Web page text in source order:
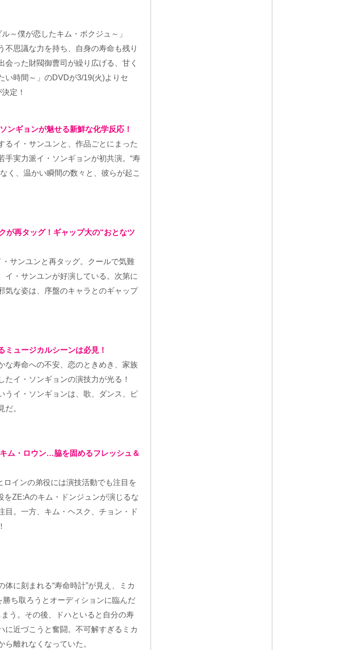
～僕が恋したキム・ボクジュ～」
思議な力を持ち、自身の寿命も残り
った財閥御曹司が繰り広げる、甘く
い時間～」のDVDが3/19(火)よりセ
定！
ギョンが魅せる新鮮な化学反応！
るイ・サンユンと、作品ごとにまった
手実力派イ・ソンギョンが初共演。“寿
く、温かい瞬間の数々と、彼らが起こ
再タッグ！ギャップ大の“おとなツ
サンユンと再タッグ。クールで気難
イ・サンユンが好演している。次第に
気な姿は、序盤のキャラとのギャップ
ュージカルシーンは必見！
な寿命への不安、恋のときめき、家族
たイ・ソンギョンの演技力が光る！
うイ・ソンギョンは、歌、ダンス、ピ
。
ム・ロウン…脇を固めるフレッシュ＆
インの弟役には演技活動でも注目を
ZE:Aのキム・ドンジュンが演じるな
目。一方、キム・ヘスク、チョン・ド
に刻まれる“寿命時計”が見え、ミカ
ち取ろうとオーディションに臨んだ
う。その後、ドハといると自分の寿
に近づこうと奮闘。不可解すぎるミカ
離れなくなっていた。